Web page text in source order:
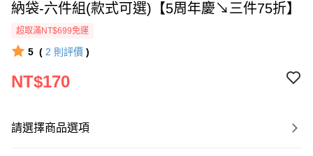
納袋-六件組(款式可選)【5周年慶↘三件75折】
超取滿NT$699免運
5 ( 2 則評價 )
NT$170
請選擇商品選項